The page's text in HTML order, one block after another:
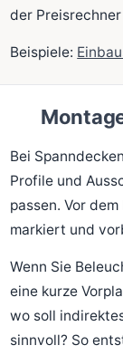
der
Beispiele:
Bei
Profile und
passen. Vor
markiert und
Wenn Sie
eine kurze
wo soll
sinnvoll? So